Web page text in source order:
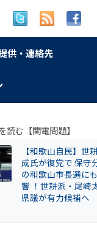
供・連絡先
読む【関電問題】
【名古屋市】なぜ
署員は保護した猫
場に戻したか？
遺棄事件が影響し
も